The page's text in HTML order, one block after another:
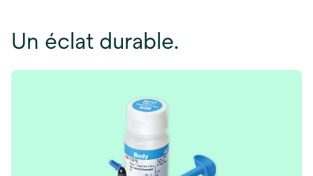
Un éclat durable.